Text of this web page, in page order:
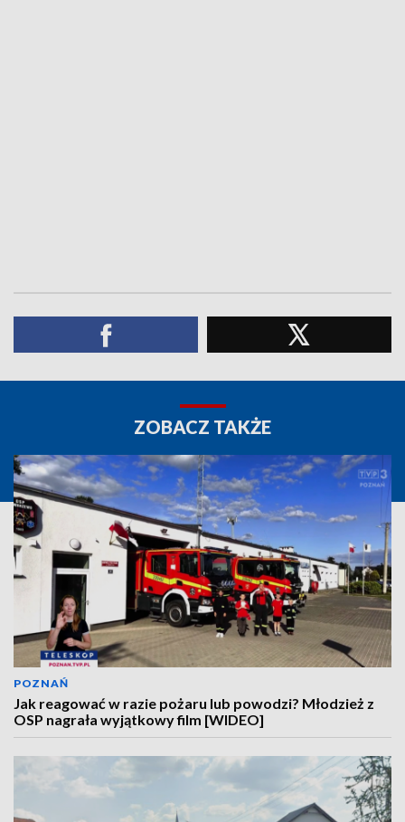
ZOBACZ TAKŻE
POZNAŃ
Jak reagować w razie pożaru lub powodzi? Młodzież z
OSP nagrała wyjątkowy film [WIDEO]